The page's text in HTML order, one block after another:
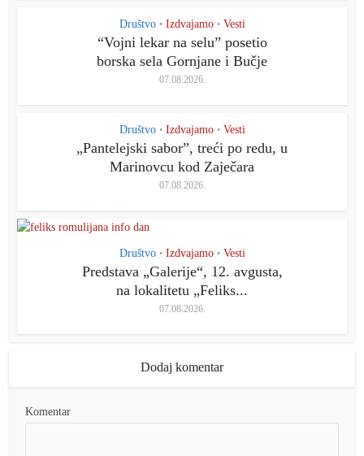
Društvo • Izdvajamo • Vesti
“Vojni lekar na selu” posetio
borska sela Gornjane i Bučje
07.08.2026.
Društvo • Izdvajamo • Vesti
„Pantelejski saborˮ, treći po redu, u
Marinovcu kod Zaječara
07.08.2026.
Društvo • Izdvajamo • Vesti
Predstava „Galerije“, 12. avgusta,
na lokalitetu „Feliks...
07.08.2026.
Dodaj komentar
Komentar